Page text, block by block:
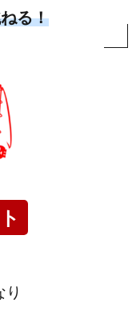
る！
り